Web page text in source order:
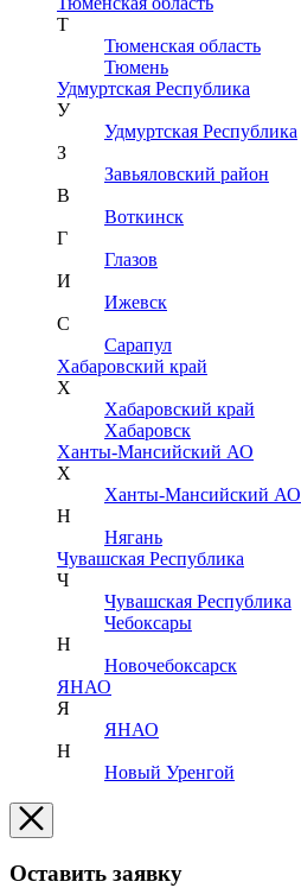
Т
Тюменская область
Тюмень
Удмуртская Республика
У
Удмуртская Республика
З
Завьяловский район
В
Воткинск
Г
Глазов
И
Ижевск
С
Сарапул
Хабаровский край
Х
Хабаровский край
Хабаровск
Ханты-Мансийский АО
Х
Ханты-Мансийский АО
Н
Нягань
Чувашская Республика
Ч
Чувашская Республика
Чебоксары
Н
Новочебоксарск
ЯНАО
Я
ЯНАО
Н
Новый Уренгой
Оставить заявку